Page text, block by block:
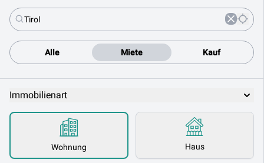
Alle Miete Kauf
Immobilienart
Wohnung Haus